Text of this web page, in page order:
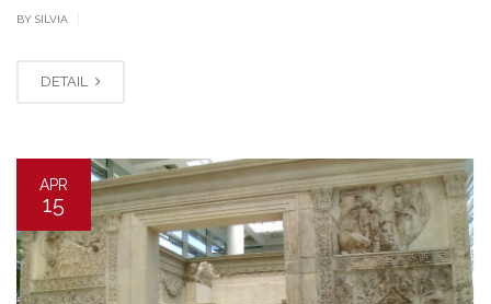
BY SILVIA
DETAIL
APR
15